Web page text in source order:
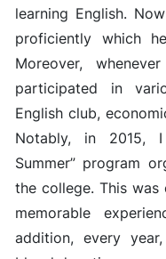
learning English.
proficiently which
Moreover,
participated in
English club,
Notably, in 2015,
Summer” program
the college. This
memorable
addition, every